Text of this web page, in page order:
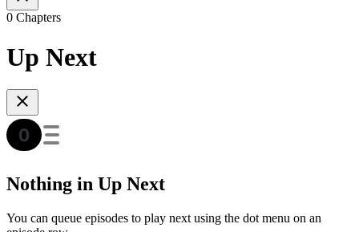
0 Chapters
Up Next
Nothing in Up Next
You can queue episodes to play next using the dot menu on an